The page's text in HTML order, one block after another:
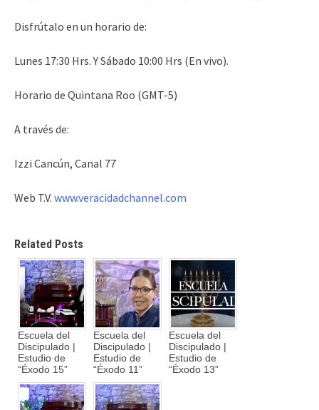
Disfrútalo en un horario de:
Lunes 17:30 Hrs. Y Sábado 10:00 Hrs (En vivo).
Horario de Quintana Roo (GMT-5)
A través de:
Izzi Cancún, Canal 77
Web T.V. www.veracidadchannel.com
Related Posts
Escuela del
Discipulado |
Estudio de
“Éxodo 15”
Escuela del
Discipulado |
Estudio de
“Éxodo 11”
Escuela del
Discipulado |
Estudio de
“Éxodo 13”